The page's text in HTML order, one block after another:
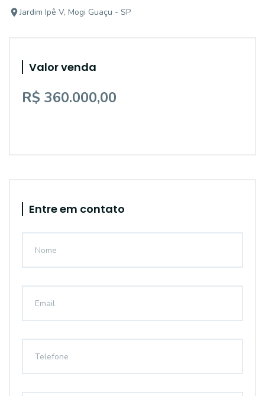
Jardim Ipê V, Mogi Guaçu - SP
Valor venda
R$ 360.000,00
Entre em contato